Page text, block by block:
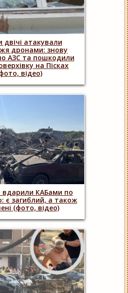
двічі атакували
дронами: знову
АЗС та пошкодили
на Пісках
відео)
вдарили КАБами по
є загиблий, а також
(фото, відео)